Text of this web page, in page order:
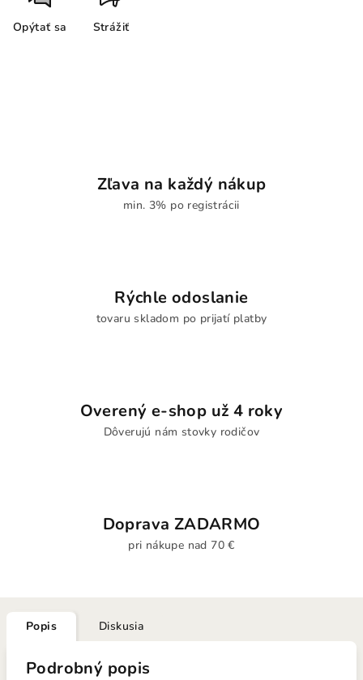
Opýtať sa Strážiť
Zľava na každý nákup
min. 3% po registrácii
Rýchle odoslanie
tovaru skladom po prijatí platby
Overený e-shop už 4 roky
Dôverujú nám stovky rodičov
Doprava ZADARMO
pri nákupe nad 70 €
Popis Diskusia
Podrobný popis